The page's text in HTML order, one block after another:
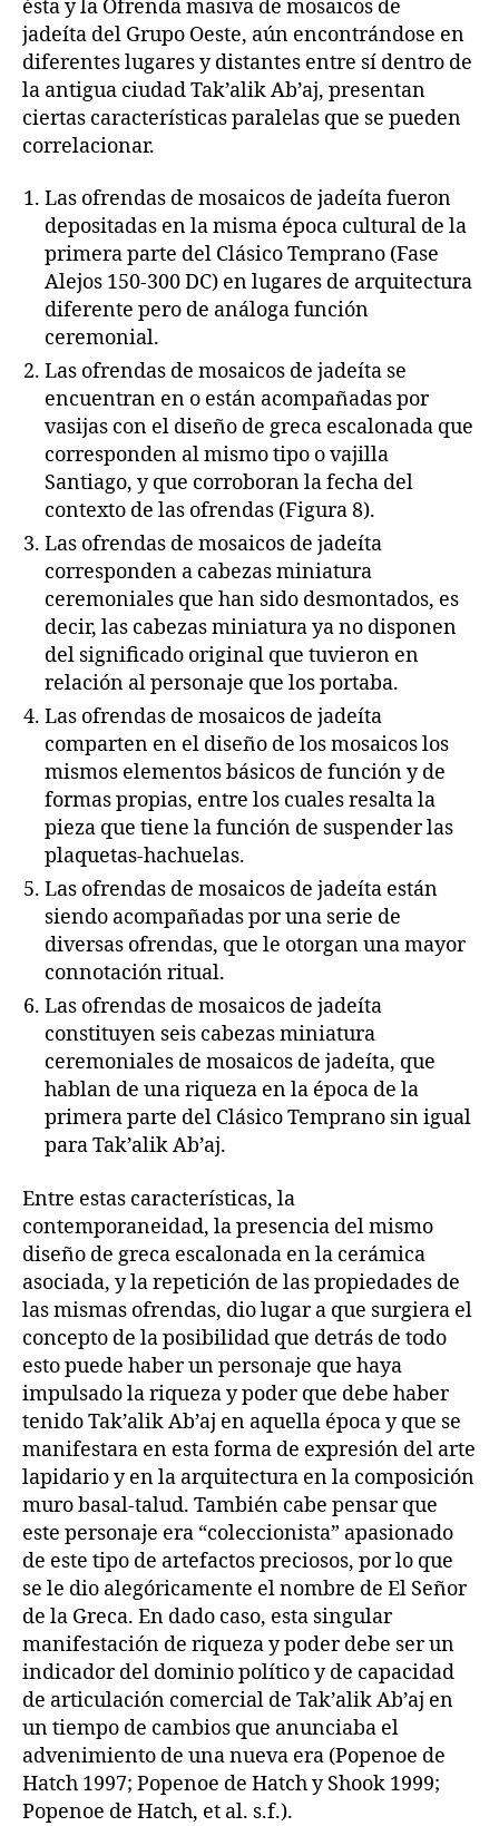
ésta y la Ofrenda masiva de mosaicos de
jadeíta del Grupo Oeste, aún encontrándose en
diferentes lugares y distantes entre sí dentro de
la antigua ciudad Tak’alik Ab’aj, presentan
ciertas características paralelas que se pueden
correlacionar.
Las ofrendas de mosaicos de jadeíta fueron
depositadas en la misma época cultural de la
primera parte del Clásico Temprano (Fase
Alejos 150-300 DC) en lugares de arquitectura
diferente pero de análoga función
ceremonial.
Las ofrendas de mosaicos de jadeíta se
encuentran en o están acompañadas por
vasijas con el diseño de greca escalonada que
corresponden al mismo tipo o vajilla
Santiago, y que corroboran la fecha del
contexto de las ofrendas (Figura 8).
Las ofrendas de mosaicos de jadeíta
corresponden a cabezas miniatura
ceremoniales que han sido desmontados, es
decir, las cabezas miniatura ya no disponen
del significado original que tuvieron en
relación al personaje que los portaba.
Las ofrendas de mosaicos de jadeíta
comparten en el diseño de los mosaicos los
mismos elementos básicos de función y de
formas propias, entre los cuales resalta la
pieza que tiene la función de suspender las
plaquetas-hachuelas.
Las ofrendas de mosaicos de jadeíta están
siendo acompañadas por una serie de
diversas ofrendas, que le otorgan una mayor
connotación ritual.
Las ofrendas de mosaicos de jadeíta
constituyen seis cabezas miniatura
ceremoniales de mosaicos de jadeíta, que
hablan de una riqueza en la época de la
primera parte del Clásico Temprano sin igual
para Tak’alik Ab’aj.
Entre estas características, la
contemporaneidad, la presencia del mismo
diseño de greca escalonada en la cerámica
asociada, y la repetición de las propiedades de
las mismas ofrendas, dio lugar a que surgiera el
concepto de la posibilidad que detrás de todo
esto puede haber un personaje que haya
impulsado la riqueza y poder que debe haber
tenido Tak’alik Ab’aj en aquella época y que se
manifestara en esta forma de expresión del arte
lapidario y en la arquitectura en la composición
muro basal-talud. También cabe pensar que
este personaje era “coleccionista” apasionado
de este tipo de artefactos preciosos, por lo que
se le dio alegóricamente el nombre de El Señor
de la Greca. En dado caso, esta singular
manifestación de riqueza y poder debe ser un
indicador del dominio político y de capacidad
de articulación comercial de Tak’alik Ab’aj en
un tiempo de cambios que anunciaba el
advenimiento de una nueva era (Popenoe de
Hatch 1997; Popenoe de Hatch y Shook 1999;
Popenoe de Hatch, et al. s.f.).